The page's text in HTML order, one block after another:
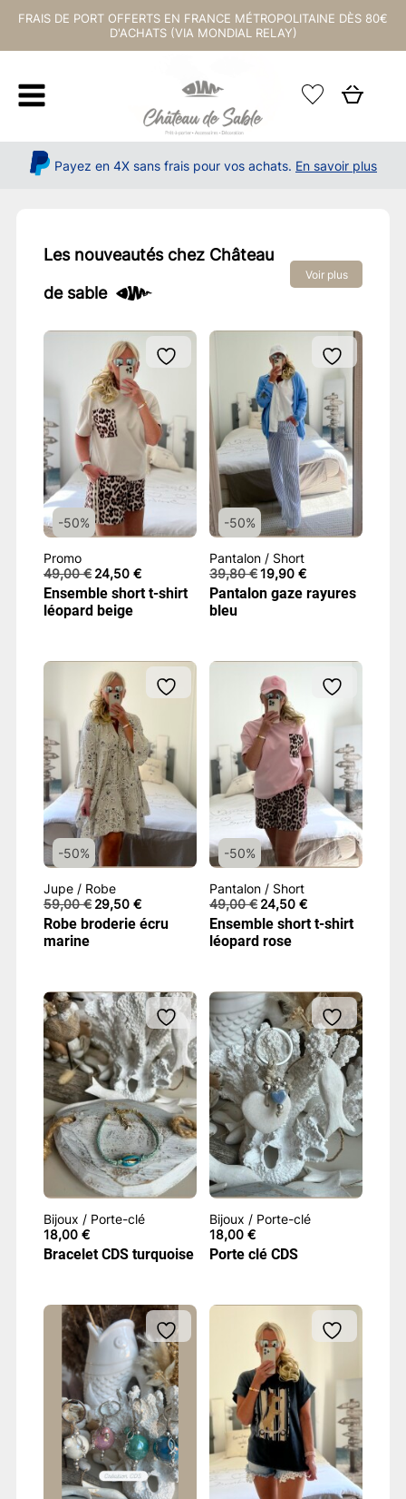
FRAIS DE PORT OFFERTS EN FRANCE MÉTROPOLITAINE DÈS 80€
D'ACHATS (VIA MONDIAL RELAY)
Payez en 4X sans frais pour vos achats. En savoir plus
Les nouveautés chez Château
de sable
Voir plus
-50%
Promo
49,00€ Le
prix
initial
était :
24,50 €Le
prix
actuel
Ensemble short t-shirt
léopard beige
-50%
Pantalon / Short
39,80€Le
prix
initial
19,90€Le
prix
actuel
Pantalon gaze rayures
bleu
-50%
Jupe / Robe
59,00€ Le
prix
initial
29,50 €Le
prix
actuel
Robe broderie écru
marine
-50%
Pantalon / Short
49,00€ Le
prix
initial
était :
24,50€Le
prix
actuel
Ensemble short t-shirt
léopard rose
Bijoux / Porte-clé
18,00 €
Bracelet CDS turquoise
Bijoux / Porte-clé
18,00€
Porte clé CDS